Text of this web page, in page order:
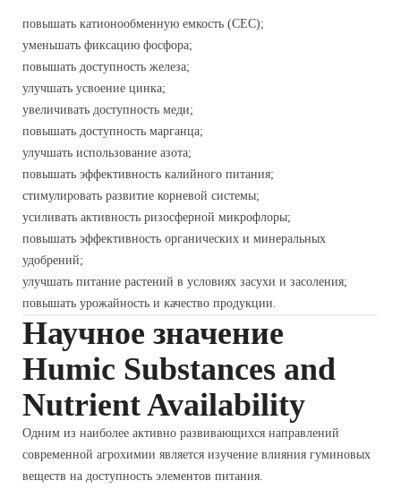
повышать катионообменную емкость (CEC);
уменьшать фиксацию фосфора;
повышать доступность железа;
улучшать усвоение цинка;
увеличивать доступность меди;
повышать доступность марганца;
улучшать использование азота;
повышать эффективность калийного питания;
стимулировать развитие корневой системы;
усиливать активность ризосферной микрофлоры;
повышать эффективность органических и минеральных
удобрений;
улучшать питание растений в условиях засухи и засоления;
повышать урожайность и качество продукции.
Научное значение
Humic Substances and
Nutrient Availability
Одним из наиболее активно развивающихся направлений
современной агрохимии является изучение влияния гуминовых
веществ на доступность элементов питания.